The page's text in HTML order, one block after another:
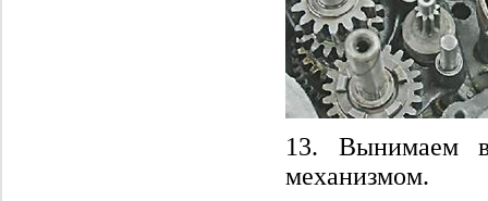
13. Вынимаем
механизмом.